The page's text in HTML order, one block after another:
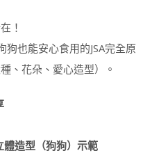
！
也能安心食用的JSA完全原
、花朵、愛心造型）。
造型（狗狗）示範